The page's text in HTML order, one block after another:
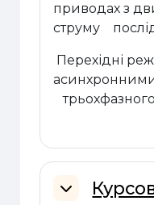
приводах з
струму
Перехідні
Згорнути